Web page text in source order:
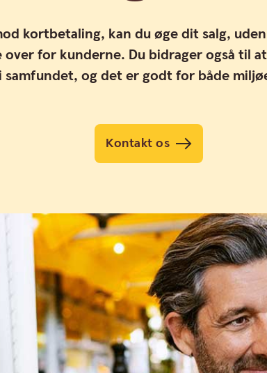
kortbetaling, kan du øge dit salg,
over for kunderne. Du bidrager også til
og det er godt for både
Kontakt os